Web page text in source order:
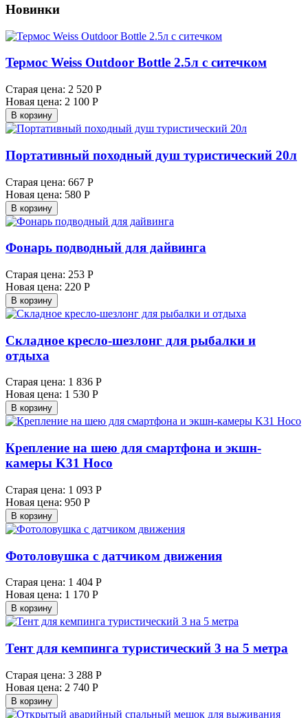
Новинки
Tepмoc Weiss Outdoоr Воttlе 2.5л с ситечком
Старая цена: 2 520 Р
Новая цена: 2 100 Р
В корзину
Портативный походный душ туристический 20л
Старая цена: 667 Р
Новая цена: 580 Р
В корзину
Фонарь подводный для дайвинга
Старая цена: 253 Р
Новая цена: 220 Р
В корзину
Складное кресло-шезлонг для рыбалки и
отдыха
Старая цена: 1 836 Р
Новая цена: 1 530 Р
В корзину
Крепление на шею для смартфона и экшн-
камеры K31 Hoco
Старая цена: 1 093 Р
Новая цена: 950 Р
В корзину
Фотоловушка с датчиком движения
Старая цена: 1 404 Р
Новая цена: 1 170 Р
В корзину
Тент для кемпинга туристический 3 на 5 метра
Старая цена: 3 288 Р
Новая цена: 2 740 Р
В корзину